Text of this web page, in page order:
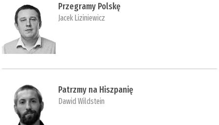
Przegramy Polskę
Jacek Liziniewicz
Patrzmy na Hiszpanię
Dawid Wildstein